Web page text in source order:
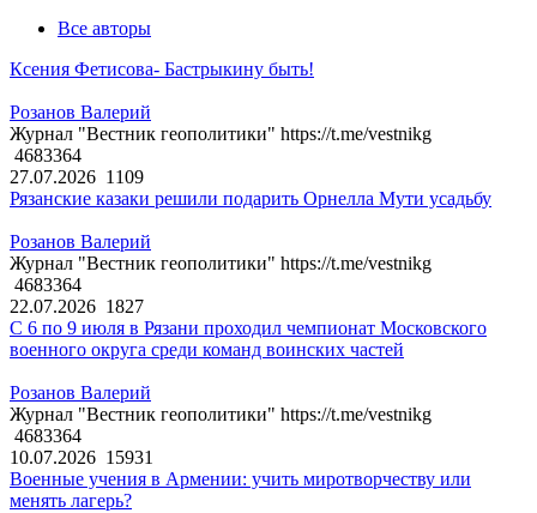
Все авторы
Ксения Фетисова- Бастрыкину быть!
Розанов Валерий
Журнал "Вестник геополитики" https://t.me/vestnikg
4683364
27.07.2026 1109
Рязанские казаки решили подарить Орнелла Мути усадьбу
Розанов Валерий
Журнал "Вестник геополитики" https://t.me/vestnikg
4683364
22.07.2026 1827
С 6 по 9 июля в Рязани проходил чемпионат Московского
военного округа среди команд воинских частей
Розанов Валерий
Журнал "Вестник геополитики" https://t.me/vestnikg
4683364
10.07.2026 15931
Военные учения в Армении: учить миротворчеству или
менять лагерь?